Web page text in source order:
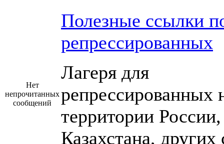
Нет
непрочитанных
сообщений
Полезные ссылки
репрессированных
Лагеря для
репрессированных
территории России,
Казахстана, других